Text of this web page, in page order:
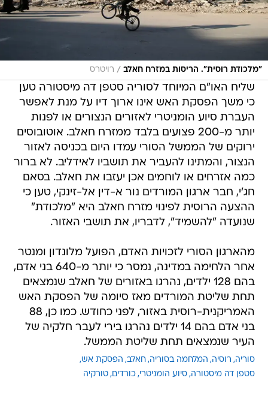
"מלכודת רוסית". הריסות במזרח חאלב / רויטרס
שליח האו"ם המיוחד לסוריה סטפן דה מיסטורה טען
כי משך הפסקת האש אינו ארוך דיו על מנת לאפשר
העברת סיוע הומניטרי לאזורים הנצורים או לפנות
יותר מ-200 פצועים בלבד ממזרח חאלב. אוטובוסים
ירוקים של הממשל הסורי עמדו היום בכניסה לאזור
הנצור, והמתינו להעביר את תושביו לאידליב. לא ברור
כמה אזרחים או לוחמים אכן יעזבו את חאלב. בסאם
חג'י, חבר ארגון המורדים נור א-דין אל-זינקי, טען כי
ההצעה הרוסית לפינוי מזרח חאלב היא "מלכודת"
שנועדה "להשמיד", לדבריו, את תושבי האזור.
מהארגון הסורי לזכויות האדם, הפועל מלונדון ומנטר
אחר הלחימה במדינה, נמסר כי יותר מ-640 בני אדם,
בהם 128 ילדים, נהרגו באזורים של חאלב שנמצאים
תחת שליטת המורדים מאז סיומה של הפסקת האש
האמריקנית-רוסית באזור, לפני כחודש. כמו כן, 88
בני אדם בהם 14 ילדים נהרגו בירי לעבר חלקיה של
העיר שנמצאים תחת שליטת הממשל.
סוריה רוסיה המלחמה בסוריה חאלב הפסקת אש
סטפן דה מיסטורה סיוע הומניטרי כורדים טורקיה